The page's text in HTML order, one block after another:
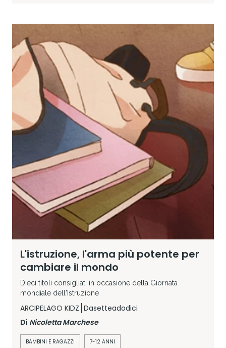
L'istruzione, l'arma più potente per
cambiare il mondo
Dieci titoli consigliati in occasione della Giornata
mondiale dell'Istruzione
ARCIPELAGO KIDZ Dasetteadodici
Di Nicoletta Marchese
BAMBINI E RAGAZZI 7-12 ANNI